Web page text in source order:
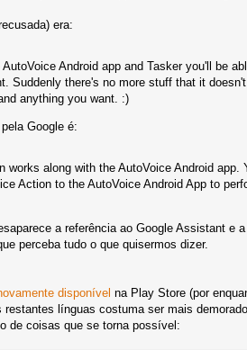
era:
Android app and Tasker you'll be
Suddenly there's no more stuff that it
anything you want. :)
Google é:
works along with the AutoVoice Android app.
Action to the AutoVoice Android App to
a referência ao Google Assistant e
perceba tudo o que quisermos dizer.
disponível na Play Store (por
restantes línguas costuma ser mais
de coisas que se torna possível: